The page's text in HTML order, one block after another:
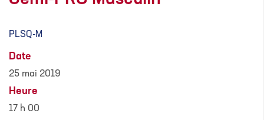
PLSQ-M
Date
25 mai 2019
Heure
17 h 00